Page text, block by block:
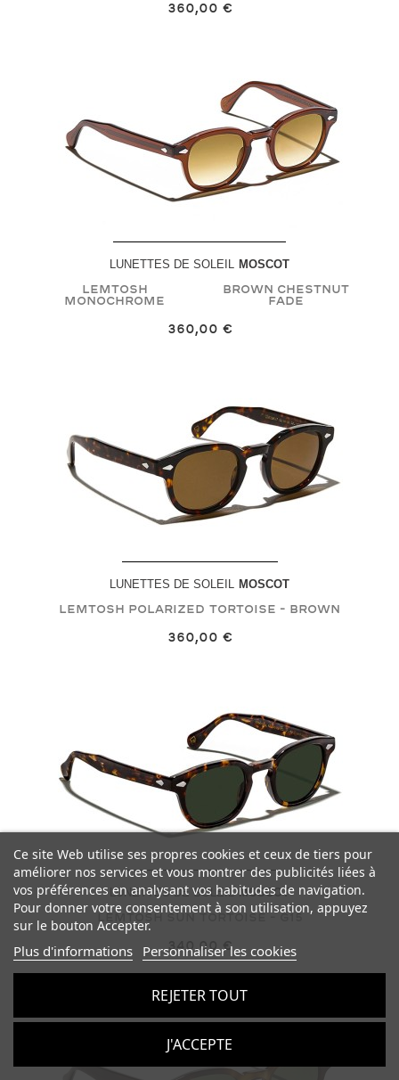
360,00 €
LUNETTES DE SOLEIL MOSCOT
LEMTOSH
MONOCHROME
Brown Chestnut
Fade
360,00 €
LUNETTES DE SOLEIL MOSCOT
LEMTOSH POLARIZED Tortoise - Brown
360,00 €
LUNETTES DE SOLEIL MOSCOT
340,00 €
Ce site Web utilise ses propres cookies et ceux de tiers pour
améliorer nos services et vous montrer des publicités liées à
vos préférences en analysant vos habitudes de navigation.
Pour donner votre consentement à son utilisation, appuyez
sur le bouton Accepter.
Plus d'informations Personnaliser les cookies
REJETER TOUT
J'ACCEPTE